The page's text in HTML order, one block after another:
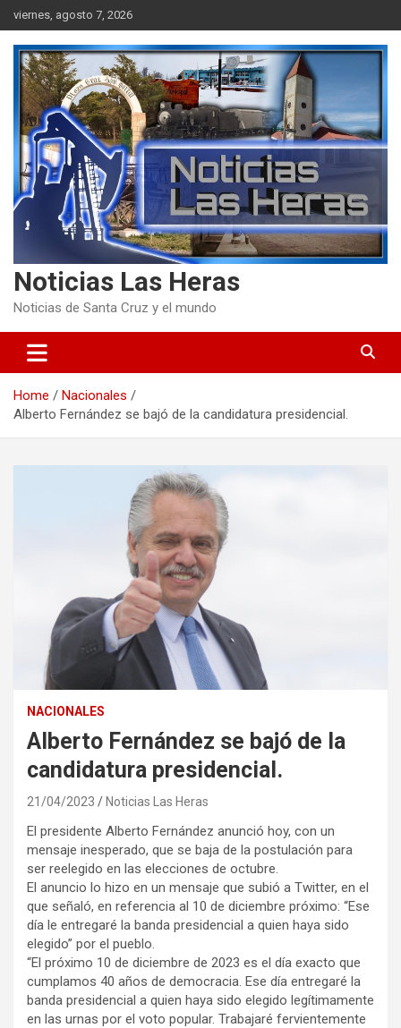
Skip
to
content
viernes, agosto 7, 2026
Noticias Las Heras
Noticias de Santa Cruz y el mundo
Home
Nacionales
Alberto Fernández se bajó de la candidatura presidencial.
NACIONALES
Alberto Fernández se bajó de la
candidatura presidencial.
21/04/2023 Noticias Las Heras
El presidente Alberto Fernández anunció hoy, con un
mensaje inesperado, que se baja de la postulación para
ser reelegido en las elecciones de octubre.
El anuncio lo hizo en un mensaje que subió a Twitter, en el
que señaló, en referencia al 10 de diciembre próximo: “Ese
día le entregaré la banda presidencial a quien haya sido
elegido” por el pueblo.
“El próximo 10 de diciembre de 2023 es el día exacto que
cumplamos 40 años de democracia. Ese día entregaré la
banda presidencial a quien haya sido elegido legítimamente
en las urnas por el voto popular. Trabajaré fervientemente